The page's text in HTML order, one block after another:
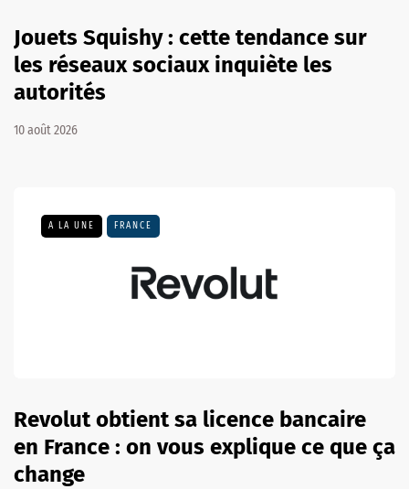
Jouets Squishy : cette tendance sur
les réseaux sociaux inquiète les
autorités
10 août 2026
A LA UNE FRANCE
Revolut obtient sa licence bancaire
en France : on vous explique ce que ça
change